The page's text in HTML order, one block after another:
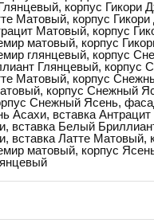
корпус Гикори
Матовый, корпус
Матовый, корпус
матовый, корпус
глянцевый, корпус
Глянцевый, корпус
Матовый, корпус
корпус Снежный
Снежный Ясень,
Асахи, вставка
вставка Белый
вставка Латте Матовый,
матовый, корпус